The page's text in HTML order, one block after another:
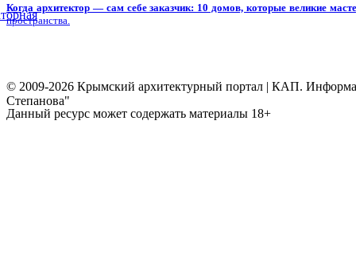
Когда архитектор — сам себе заказчик: 10 домов, которые великие
пространства.
© 2009-2026 Крымский архитектурный портал | КАП.
Степанова"
Данный ресурс может содержать материалы 18+